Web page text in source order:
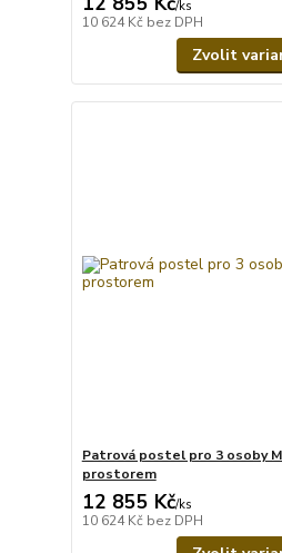
/ks
10 624 Kč bez DPH
Zvolit
Patrová postel pro 3 osoby
prostorem
12 855 Kč/ks
10 624 Kč bez DPH